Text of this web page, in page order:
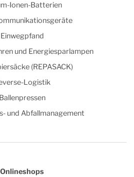
Ionen-Batterien
Einwegpfand
und Energiesparlampen
(REPASACK)
Logistik
Ballenpressen
und Abfallmanagement
Onlineshops